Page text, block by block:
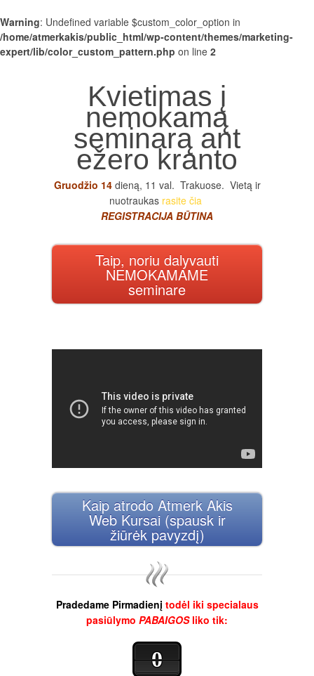
Warning: Undefined variable $custom_color_option in
/home/atmerkakis/public_html/wp-content/themes/marketing-
expert/lib/color_custom_pattern.php on line 2
Kvietimas į
nemokamą
seminarą ant
ežero kranto
Gruodžio 14dieną, 11 val. Trakuose. Vietą ir
nuotraukas rasite čia
REGISTRACIJA BŪTINA
Taip, noriu dalyvauti
NEMOKAMAME
seminare
Kaip atrodo Atmerk Akis
Web Kursai (spausk ir
žiūrėk pavyzdį)
Pradedame Pirmadienį todėl iki specialaus
pasiūlymo PABAIGOSliko tik:
0